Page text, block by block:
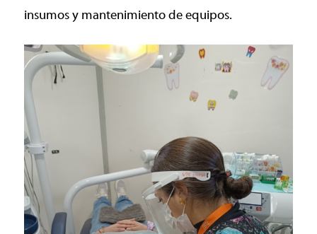
insumos y mantenimiento de equipos.